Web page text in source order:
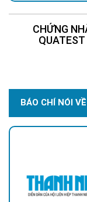
CHỨNG
QUATEST
BÁO CHÍ NÓI